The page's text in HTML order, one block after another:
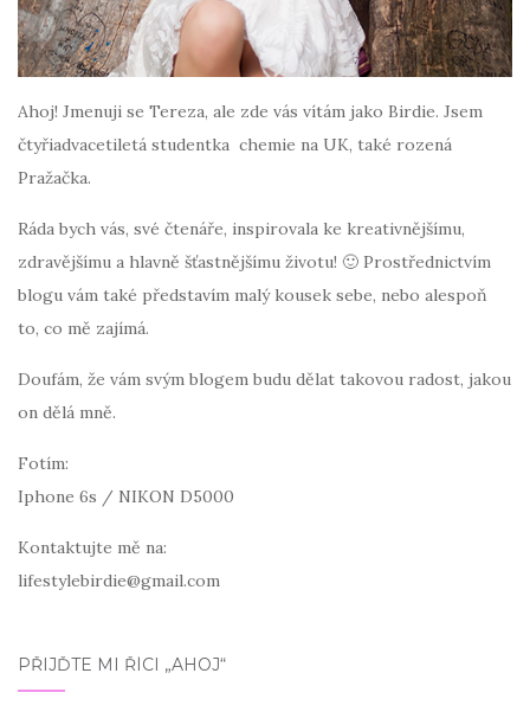
Ahoj! Jmenuji se Tereza, ale zde vás vítám jako Birdie. Jsem
čtyřiadvacetiletá studentka chemie na UK, také rozená
Pražačka.
Ráda bych vás, své čtenáře, inspirovala ke kreativnějšímu,
zdravějšímu a hlavně šťastnějšímu životu! 🙂 Prostřednictvím
blogu vám také představím malý kousek sebe, nebo alespoň
to, co mě zajímá.
Doufám, že vám svým blogem budu dělat takovou radost, jakou
on dělá mně.
Fotím:
Iphone 6s / NIKON D5000
Kontaktujte mě na:
lifestylebirdie@gmail.com
PŘIJĎTE MI ŘÍCI „AHOJ“